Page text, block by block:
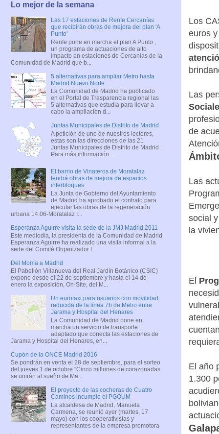
Los
euros
Las
de
Las
social
la
El
El año
1.300
Lo mejor de la semana
Las 17 estaciones de Renfe Cercanías
que recibirán obras de mejora del plan 'A
Punto'
Renfe pone en marcha el plan A Punto ,
un programa de actuaciones de alto
impacto en estaciones de Cercanías de la
Comunidad de Madrid que b...
5 alternativas para ampliar Metro hasta
Madrid Nuevo Norte
La Comunidad de Madrid ha publicado
en el Portal de Trasparencia regional las
5 alternativas que estudia para llevar a
cabo la ampliación d...
Juntas Municipales de Distrito de Madrid
A petición de uno de nuestros lectores,
estas son las direcciones de las 21
Juntas Municipales de Distrito de Madrid .
Para más información ...
El barrio de Vinateros de Moratalaz
tendrá obras de mejora de espacios
interbloques
La Junta de Gobierno del Ayuntamiento
de Madrid ha aprobado el contrato para
ejecutar las obras de la regeneración
urbana 14.06-Moratalaz I...
Esperanza Aguirre visita la sede de la JMJ Madrid 2011
Este mediodía, la presidenta de la Comunidad de Madrid
Esperanza Aguirre ha realizado una visita informal a la
sede del Comité Organizador L...
Del Moma a Madrid
El Pabellón Villanueva del Real Jardín Botánico (CSIC)
expone desde el 22 de septiembre y hasta el 14 de
enero la exposición, On-Site, del M...
Un eurotaxi para usuarios con movilidad
reducida de la línea 7b de Metro entre
Jarama y Hospital del Henares
La Comunidad de Madrid pone en
marcha un servicio de transporte
adaptado que conecta las estaciones de
Jarama y Hospital del Henares, en...
Cupón de la ONCE Madrid 2016
Se pondrán en venta el 28 de septiembre, para el sorteo
del jueves 1 de octubre "Cinco millones de corazonadas
se unirán al sueño de Ma...
El proyecto de las cocheras de Cuatro
Caminos incumple el PGOUM
La alcaldesa de Madrid, Manuela
Carmena, se reunió ayer (martes, 17
mayo) con los cooperativistas y
representantes de la empresa promotora